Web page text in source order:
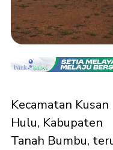
Kecamatan Kusan
Hulu, Kabupaten
Tanah Bumbu,